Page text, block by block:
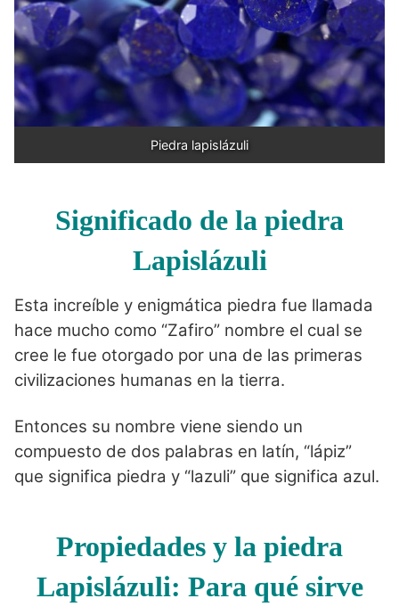
Piedra lapislázuli
Significado de la piedra
Lapislázuli
Esta increíble y enigmática piedra fue llamada
hace mucho como “Zafiro” nombre el cual se
cree le fue otorgado por una de las primeras
civilizaciones humanas en la tierra.
Entonces su nombre viene siendo un
compuesto de dos palabras en latín, “lápiz”
que significa piedra y “lazuli” que significa azul.
Propiedades y la piedra
Lapislázuli: Para qué sirve